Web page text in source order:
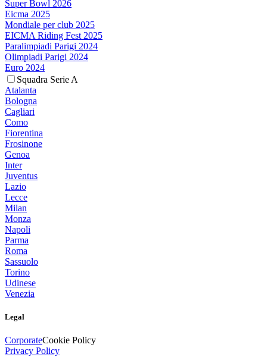
Super Bowl 2026
Eicma 2025
Mondiale per club 2025
EICMA Riding Fest 2025
Paralimpiadi Parigi 2024
Olimpiadi Parigi 2024
Euro 2024
Squadra Serie A
Atalanta
Bologna
Cagliari
Como
Fiorentina
Frosinone
Genoa
Inter
Juventus
Lazio
Lecce
Milan
Monza
Napoli
Parma
Roma
Sassuolo
Torino
Udinese
Venezia
Legal
CorporateCookie Policy
Privacy Policy